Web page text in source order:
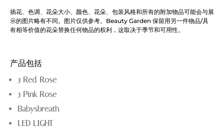
插花、色调、花朵大小、颜色、花朵、包装风格和所有的附加物品可能会与展
示的图片略有不同。图片仅供参考。Beauty Garden 保留用另一件物品/具
有相等价值的花朵替换任何物品的权利，这取决于季节和可用性。
产品包括
3 Red Rose
3 Pink Rose
Babysbreath
LED LIGHT